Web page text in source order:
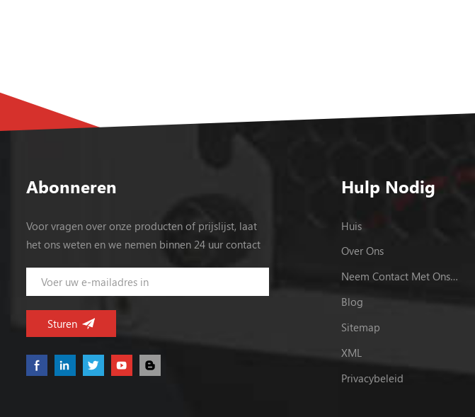
Abonneren
Voor vragen over onze producten of prijslijst, laat
het ons weten en we nemen binnen 24 uur contact
Hulp Nodig
Huis
Over Ons
Neem Contact Met Ons Op
Blog
Sitemap
XML
Privacybeleid